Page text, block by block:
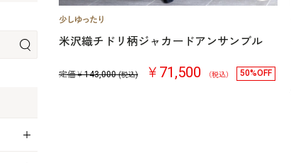
米沢織チドリ柄ジャカードアンサンブル
定価￥143,000 (税込) ￥71,500 （税込） 50%OFF